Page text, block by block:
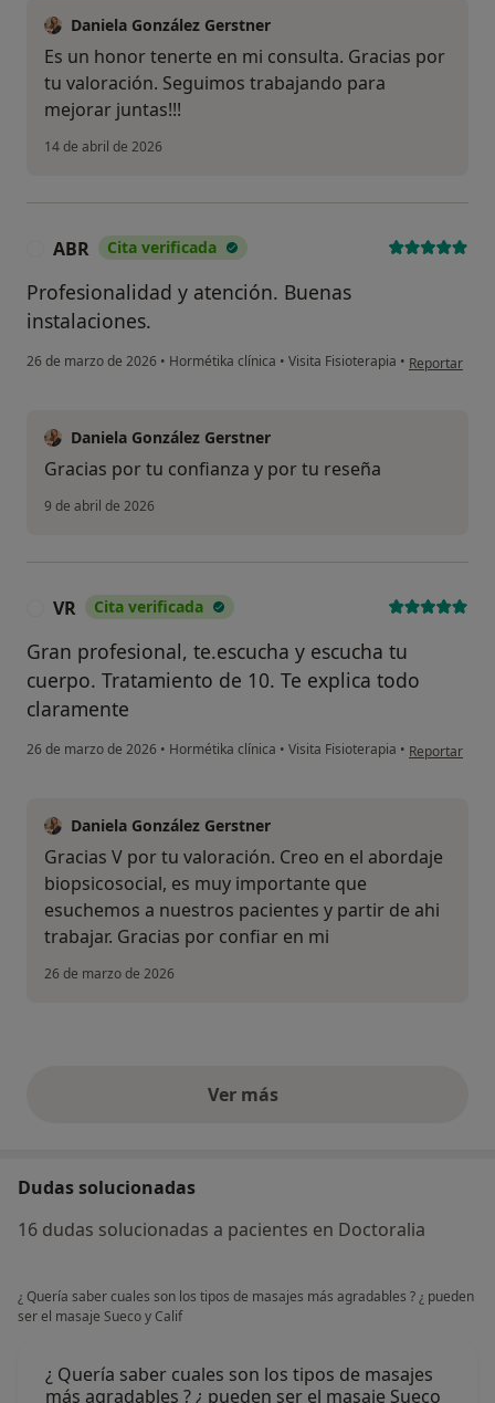
Daniela González Gerstner
Es un honor tenerte en mi consulta. Gracias por
tu valoración. Seguimos trabajando para
mejorar juntas!!!
14 de abril de 2026
ABR Cita verificada
Profesionalidad y atención. Buenas
instalaciones.
26 de marzo de 2026 • Hormétika clínica • Visita Fisioterapia • en opinión
Reportar
Daniela González Gerstner
Gracias por tu confianza y por tu reseña
9 de abril de 2026
VR Cita verificada
Gran profesional, te.escucha y escucha tu
cuerpo. Tratamiento de 10. Te explica todo
claramente
26 de marzo de 2026 • Hormétika clínica • Visita Fisioterapia • en opinión
Reportar
Daniela González Gerstner
Gracias V por tu valoración. Creo en el abordaje
biopsicosocial, es muy importante que
esuchemos a nuestros pacientes y partir de ahi
trabajar. Gracias por confiar en mi
26 de marzo de 2026
Ver másopiniones anteriores
Dudas solucionadas
16 dudas solucionadas a pacientes en Doctoralia
¿ Quería saber cuales son los tipos de masajes más agradables ? ¿ pueden
ser el masaje Sueco y Calif
¿ Quería saber cuales son los tipos de masajes
más agradables ? ¿ pueden ser el masaje Sueco